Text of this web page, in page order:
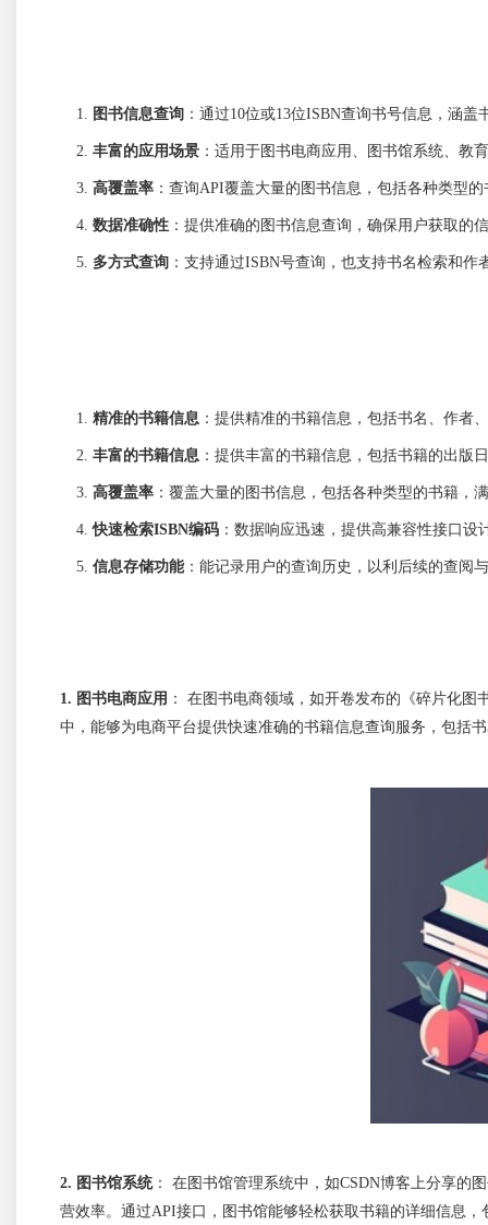
图书信息查询 ：通过10位或13位ISBN查询书号信息，涵
丰富的应用场景 ：适用于图书电商应用、图书馆系统、教
高覆盖率 ：查询API覆盖大量的图书信息，包括各种类型
数据准确性 ：提供准确的图书信息查询，确保用户获取的
多方式查询 ：支持通过ISBN号查询，也支持书名检索和作
精准的书籍信息 ：提供精准的书籍信息，包括书名、作者
丰富的书籍信息 ：提供丰富的书籍信息，包括书籍的出版
高覆盖率 ：覆盖大量的图书信息，包括各种类型的书籍，
快速检索ISBN编码 ：数据响应迅速，提供高兼容性接口
信息存储功能：能记录用户的查询历史，以利后续的查阅
1. 图书电商应用 ：
在图书电商领域，如开卷发布的《碎片化图
中，能够为电商平台提供快速准确的书籍信息查询服务，包括
2. 图书馆系统：
在图书馆管理系统中，如CSDN博客上分享的
营效率。通过API接口，图书馆能够轻松获取书籍的详细信息